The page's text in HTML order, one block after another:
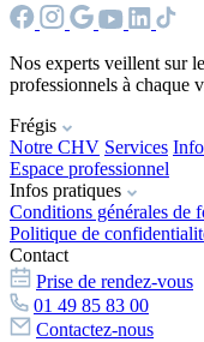
Nos experts veillent sur
professionnels à chaque
Frégis
Notre CHV Services
Espace professionnel
Infos pratiques
Conditions générales de
Politique de
Contact
Prise de rendez-vous
01 49 85 83 00
Contactez-nous